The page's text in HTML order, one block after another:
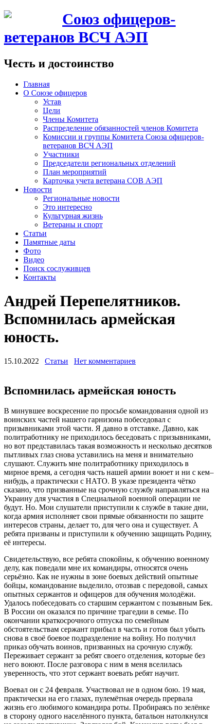
Союз офицеров-
ветеранов ВСЧ АЭП
Честь и достоинство
Главная
О Союзе офицеров
Устав
Цели
Члены Комитета
Распределение обязанностей членов Комитета
Комиссии и группы Комитета Союза офицеров-
ветеранов ВСЧ АЭП
Участники
Председатели региональных отделений
План мероприятий
Карточка учета ветерана CОВ АЭП
Новости
Региональные новости
Это интересно
Культурная жизнь
Ветераны и спорт
Статьи
Памятные даты
Фото
Видео
Поиск сослуживцев
Контакты
Андрей Перепелятников.
Вспомнилась армейская
юность.
15.10.2022 Статьи Нет комментариев
Вспомнилась армейская юность
В минувшее воскресение по просьбе командования одной из
воинских частей нашего гарнизона побеседовал с
призывниками этой части. Я давно в отставке. Давно, как
политработнику не приходилось беседовать с призывниками,
но вот представилась такая возможность и несколько десятков
пытливых глаз снова уставились на меня и внимательно
слушают. Служить мне политработнику приходилось в
мирное время, а сегодня часть нашей армии воюет и ни с кем–
нибудь, а практически с НАТО. В указе президента чётко
сказано, что призванные на срочную службу направляться на
Украину для участия в Специальной военной операции не
будут. Но. Мои слушатели приступили к службе в такие дни,
когда армия исполняет свои прямые обязанности по защите
интересов страны, делает то, для чего она и существует. А
ребята призваны и приступили к обучению защищать Родину,
её интересы.
Свидетельствую, все ребята спокойны, к обучению военному
делу, как поведали мне их командиры, относятся очень
серьёзно. Как не нужны в зоне боевых действий опытные
бойцы, командование выделило, отозвав с передовой, самых
опытных сержантов и офицеров для обучения молодёжи.
Удалось побеседовать со старшим сержантом с позывным Бек.
В России он оказался по причине трагедии в семье. По
окончании краткосрочного отпуска по семейным
обстоятельствам сержант прибыл в часть и готов был убыть
снова в своё боевое подразделение на войну. Но получил
приказ обучать воинов, призванных на срочную службу.
Переживает сержант за ребят своего отделения, которые без
него воюют. После разговора с ним в меня вселилась
уверенность, что этот сержант воевать ребят научит.
Воевал он с 24 февраля. Участвовал не в одном бою. 19 мая,
практически на его глазах, пулемётная очередь прервала
жизнь его любимого командира роты. Пробираясь по зелёнке
в сторону одного населённого пункта, батальон натолкнулся